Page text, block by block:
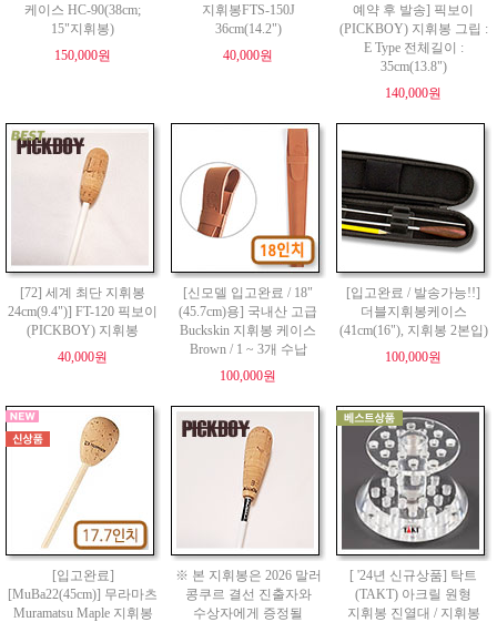
케이스 HC-90(38cm;
15"지휘봉)
150,000원
지휘봉FTS-150J
36cm(14.2")
40,000원
예약 후 발송] 픽보이
(PICKBOY) 지휘봉 그립 :
E Type 전체길이 :
35cm(13.8")
140,000원
[72] 세계 최단 지휘봉
24cm(9.4")] FT-120 픽보이
(PICKBOY) 지휘봉
40,000원
[신모델 입고완료 / 18"
(45.7cm)용] 국내산 고급
Buckskin 지휘봉 케이스
Brown / 1 ~ 3개 수납
100,000원
[입고완료 / 발송가능!!]
더블지휘봉케이스
(41cm(16"), 지휘봉 2본입)
100,000원
[입고완료]
[MuBa22(45cm)] 무라마츠
Muramatsu Maple 지휘봉
※ 본 지휘봉은 2026 말러
콩쿠르 결선 진출자와
수상자에게 증정될
[ '24년 신규상품] 탁트
(TAKT) 아크릴 원형
지휘봉 진열대 / 지휘봉